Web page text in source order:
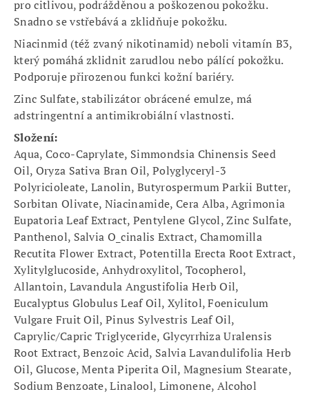
pro citlivou, podrážděnou a poškozenou pokožku.
Snadno se vstřebává a zklidňuje pokožku.
Niacinmid (též zvaný nikotinamid) neboli vitamín B3,
který pomáhá zklidnit zarudlou nebo pálící pokožku.
Podporuje přirozenou funkci kožní bariéry.
Zinc Sulfate, stabilizátor obrácené emulze, má
adstringentní a antimikrobiální vlastnosti.
Složení:
Aqua, Coco-Caprylate, Simmondsia Chinensis Seed
Oil, Oryza Sativa Bran Oil, Polyglyceryl-3
Polyricioleate, Lanolin, Butyrospermum Parkii Butter,
Sorbitan Olivate, Niacinamide, Cera Alba, Agrimonia
Eupatoria Leaf Extract, Pentylene Glycol, Zinc Sulfate,
Panthenol, Salvia O_cinalis Extract, Chamomilla
Recutita Flower Extract, Potentilla Erecta Root Extract,
Xylitylglucoside, Anhydroxylitol, Tocopherol,
Allantoin, Lavandula Angustifolia Herb Oil,
Eucalyptus Globulus Leaf Oil, Xylitol, Foeniculum
Vulgare Fruit Oil, Pinus Sylvestris Leaf Oil,
Caprylic/Capric Triglyceride, Glycyrrhiza Uralensis
Root Extract, Benzoic Acid, Salvia Lavandulifolia Herb
Oil, Glucose, Menta Piperita Oil, Magnesium Stearate,
Sodium Benzoate, Linalool, Limonene, Alcohol